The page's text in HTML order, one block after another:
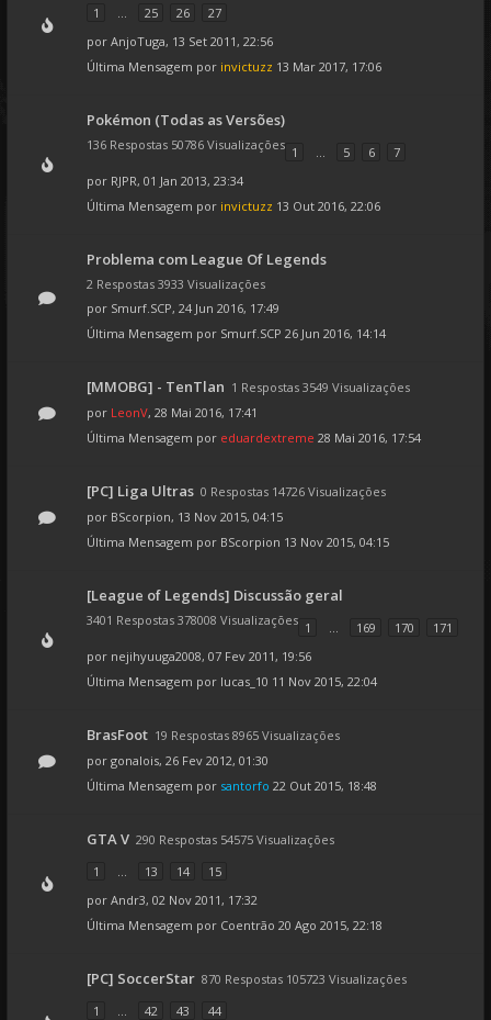
1 ... 25 26
27
por AnjoTuga, 13 Set 2011, 22:56
Última Mensagem por invictuzz 13 Mar 2017, 17:06
Pokémon (Todas as Versões)
136 Respostas 50786 Visualizações 1 ... 5 6
7
por RJPR, 01 Jan 2013, 23:34
Última Mensagem por invictuzz 13 Out 2016, 22:06
Problema com League Of Legends
2 Respostas 3933 Visualizações
por Smurf.SCP, 24 Jun 2016, 17:49
Última Mensagem por Smurf.SCP 26 Jun 2016, 14:14
[MMOBG] - TenTlan 1 Respostas 3549 Visualizações
por LeonV, 28 Mai 2016, 17:41
Última Mensagem por eduardextreme 28 Mai 2016, 17:54
[PC] Liga Ultras 0 Respostas 14726 Visualizações
por BScorpion, 13 Nov 2015, 04:15
Última Mensagem por BScorpion 13 Nov 2015, 04:15
[League of Legends] Discussão geral
3401 Respostas 378008 Visualizações 1 ... 169 170
171
por nejihyuuga2008, 07 Fev 2011, 19:56
Última Mensagem por lucas_10 11 Nov 2015, 22:04
BrasFoot 19 Respostas 8965 Visualizações
por gonalois, 26 Fev 2012, 01:30
Última Mensagem por santorfo 22 Out 2015, 18:48
GTA V 290 Respostas 54575 Visualizações
1
... 13 14
15
por Andr3, 02 Nov 2011, 17:32
Última Mensagem por Coentrão 20 Ago 2015, 22:18
[PC] SoccerStar 870 Respostas 105723 Visualizações
1
... 42 43
44